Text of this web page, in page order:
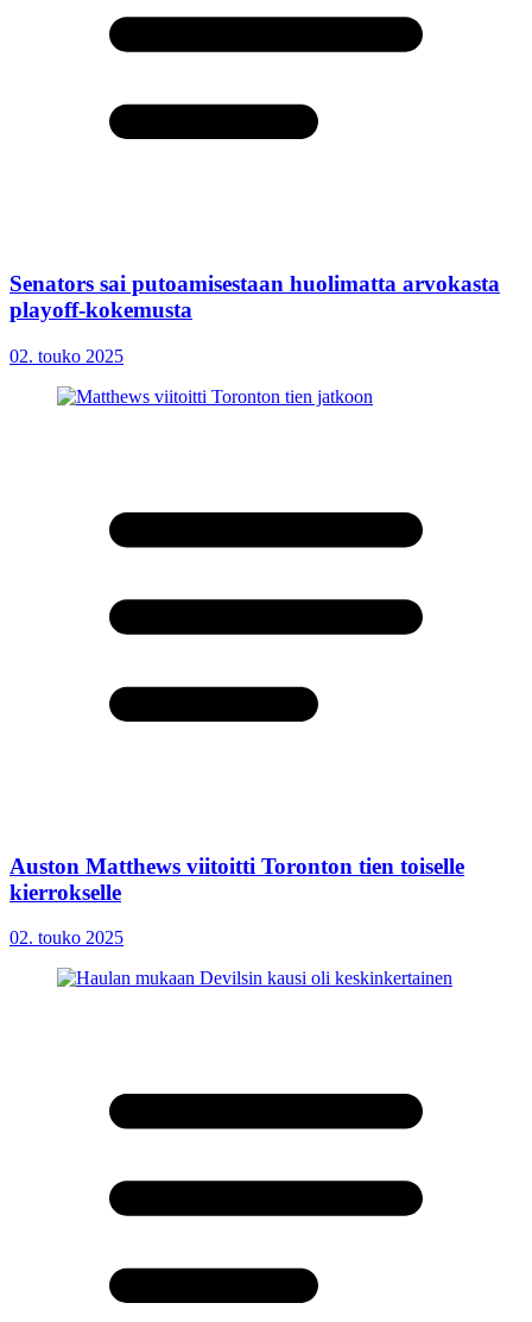
Senators sai putoamisestaan huolimatta arvokasta
playoff-kokemusta
02. touko 2025
Auston Matthews viitoitti Toronton tien toiselle
kierrokselle
02. touko 2025